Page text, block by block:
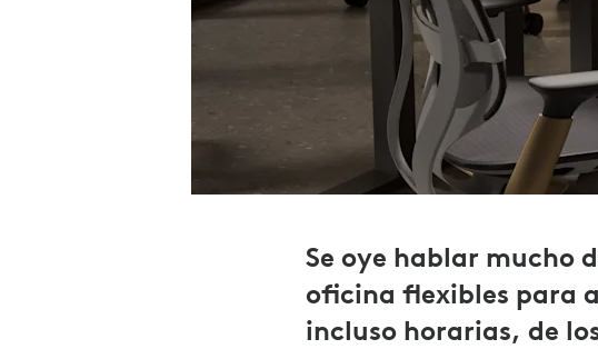
Se oye hablar mucho
oficina flexibles para
incluso horarias, de